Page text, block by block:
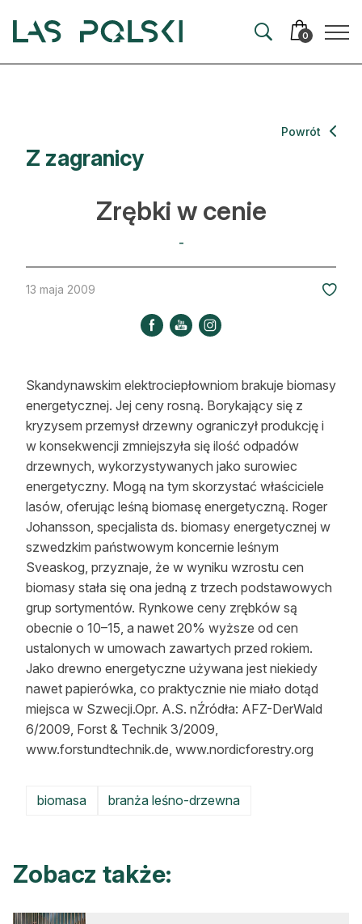
0
Artykuły
Hodowla lasu
Nowe technologie
Kultura i historia
Strefa eksperta
Auto do lasu
Dla drwala
Leśnik na zakupach
Z zagranicy
Edukacja
Lasy prywatne
O nas
100 lat „Lasu Polskiego”
Prenumerata
Reklama
Z zagranicy
Powrót
Zrębki w cenie
-
13 maja 2009
Skandynawskim elektrociepłowniom brakuje biomasy
energetycznej. Jej ceny rosną. Borykający się z
kryzysem przemysł drzewny ograniczył produkcję i
w konsekwencji zmniejszyła się ilość odpadów
drzewnych, wykorzystywanych jako surowiec
energetyczny. Mogą na tym skorzystać właściciele
lasów, oferując leśną biomasę energetyczną. Roger
Johansson, specjalista ds. biomasy energetycznej w
szwedzkim państwowym koncernie leśnym
Sveaskog, przyznaje, że w wyniku wzrostu cen
biomasy stała się ona jedną z trzech podstawowych
grup sortymentów. Rynkowe ceny zrębków są
obecnie o 10–15, a nawet 20% wyższe od cen
ustalonych w umowach zawartych przed rokiem.
Jako drewno energetyczne używana jest niekiedy
nawet papierówka, co praktycznie nie miało dotąd
miejsca w Szwecji.Opr. A.S. nŹródła: AFZ-DerWald
6/2009, Forst & Technik 3/2009,
www.forstundtechnik.de, www.nordicforestry.org
biomasa branża leśno-drzewna
Zobacz także: